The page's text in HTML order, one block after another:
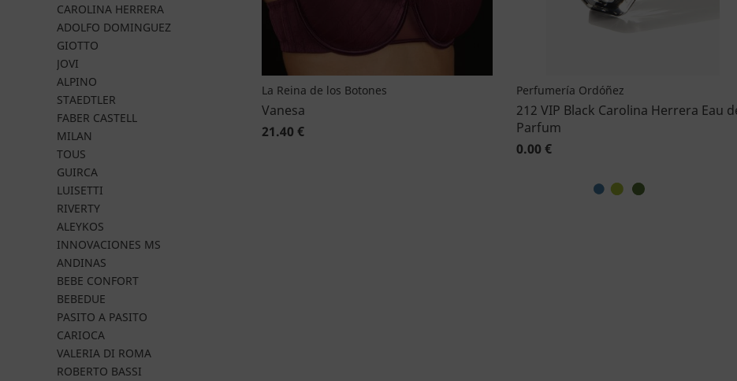
CAROLINA HERRERA
ADOLFO DOMINGUEZ
GIOTTO
JOVI
ALPINO
STAEDTLER
FABER CASTELL
MILAN
TOUS
GUIRCA
LUISETTI
RIVERTY
ALEYKOS
INNOVACIONES MS
ANDINAS
BEBE CONFORT
BEBEDUE
PASITO A PASITO
CARIOCA
VALERIA DI ROMA
ROBERTO BASSI
La Reina de los Botones
Vanesa
21.40 €
Perfumería Ordóñez
212 VIP Black Carolina Herrera Eau
Parfum
0.00 €